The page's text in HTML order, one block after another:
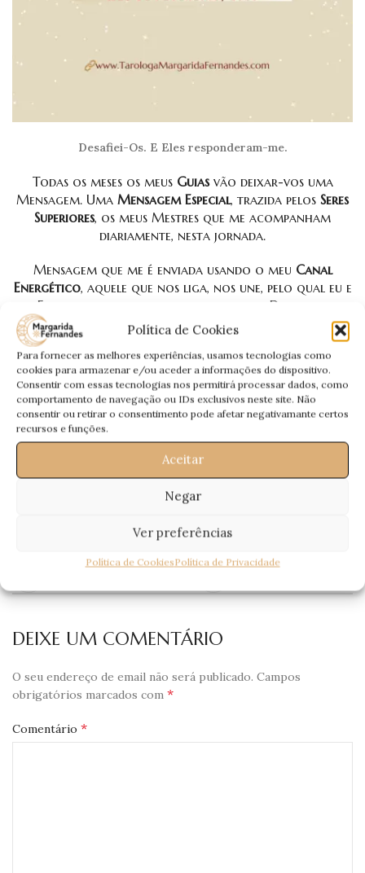
Política de Cookies
Para fornecer as melhores experiências, usamos tecnologias como
cookies para armazenar e/ou aceder a informações do dispositivo.
Consentir com essas tecnologias nos permitirá processar dados, como
comportamento de navegação ou IDs exclusivos neste site. Não
consentir ou retirar o consentimento pode afetar negativamante certos
recursos e funções.
Aceitar
Negar
Ver preferências
Política de CookiesPolítica de Privacidade
Desafiei-Os. E Eles responderam-me.
Todas os meses os meus Guiasvão deixar-vos uma
Mensagem. Uma Mensagem Especial, trazida pelos Seres
Superiores, os meus Mestres que me acompanham
diariamente, nesta jornada.
Mensagem que me é enviada usando o meu Canal
Energético, aquele que nos liga, nos une, pelo qual eu e
Eles falamos, para que esta mensagem Deles, seja
interpretada por mim através da mediunidade.
UmaMensagem Especial, que quero deixar aqui e
agora… Entendam que é uma Mensagem não minha,
mas Deles 😀
Todos os meses para vós:
Espirituais, porMargarida Fernandes🙂
Passem a Palavra!
DEIXE UM COMENTÁRIO
O seu endereço de email não será publicado. Campos
obrigatórios marcados com *
Comentário *